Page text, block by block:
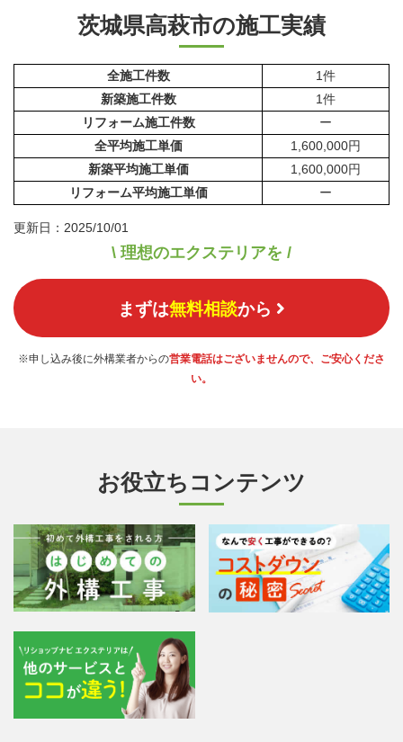
茨城県高萩市の施工実績
全施工件数
1件
新築施工件数
1件
リフォーム施工件数
ー
全平均施工単価
1,600,000円
新築平均施工単価
1,600,000円
リフォーム平均施工単価
ー
更新日：2025/10/01
\ 理想のエクステリアを /
まずは無料相談から
※申し込み後に外構業者からの営業電話はございませんので、ご安心くださ
い。
お役立ちコンテンツ